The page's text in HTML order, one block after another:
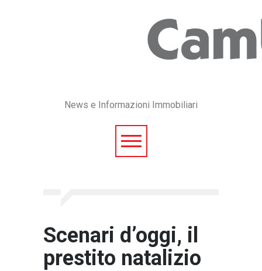
News e Informazioni Immobiliari
Scenari d’oggi, il
prestito natalizio